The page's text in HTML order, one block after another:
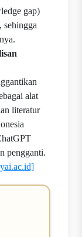
gap)
sehingga
alat
literatur
pengganti.